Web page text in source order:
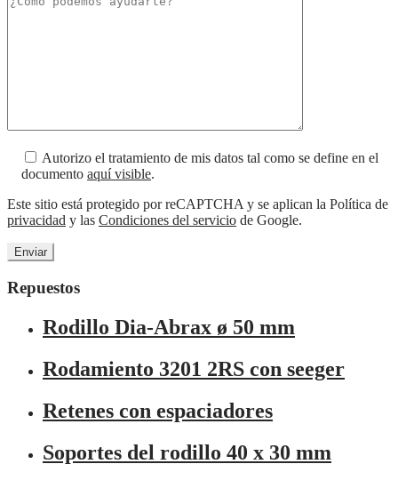
Autorizo el tratamiento de mis datos tal como se define en el
documento aquí visible.
Este sitio está protegido por reCAPTCHA y se aplican la Política de
privacidad y las Condiciones del servicio de Google.
Repuestos
Rodillo Dia-Abrax ø 50 mm
Rodamiento 3201 2RS con seeger
Retenes con espaciadores
Soportes del rodillo 40 x 30 mm